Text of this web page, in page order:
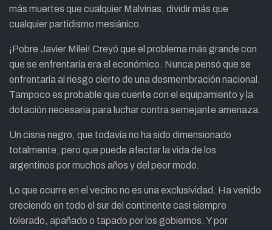
más muertes que cualquier Malvinas, dividir más que
cualquier partidismo mesiánico.
¡Pobre Javier Milei! Creyó que el problema más grande con
que se enfrentaría era el económico. Nunca pensó que se
enfrentaría al riesgo cierto de una desmembración nacional.
Tampoco es probable que cuente con el equipamiento y la
dotación necesaria para luchar contra semejante amenaza.
Un cisne negro, que todavía no ha sido dimensionado
totalmente, pero que puede afectar la vida de los
argentinos por muchos años y del peor modo.
Lo que ocurre en el vecino no es una exclusividad. Ha venido
creciendo en todo el sur del continente casi siempre
tolerado, apañado o tapado por los gobiernos. Y por